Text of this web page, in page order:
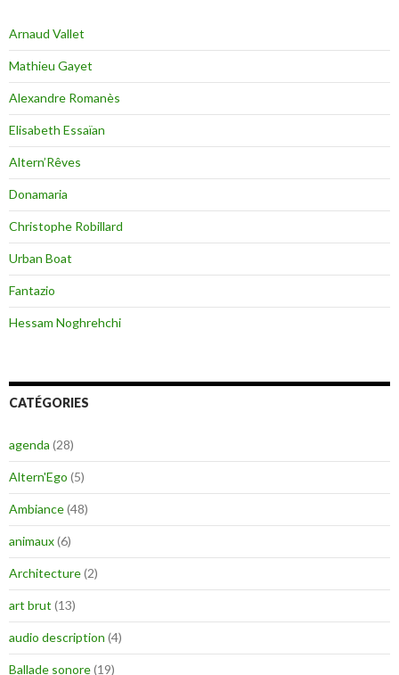
Arnaud Vallet
Mathieu Gayet
Alexandre Romanès
Elisabeth Essaïan
Altern’Rêves
Donamaria
Christophe Robillard
Urban Boat
Fantazio
Hessam Noghrehchi
CATÉGORIES
agenda (28)
Altern'Ego (5)
Ambiance(48)
animaux(6)
Architecture(2)
art brut (13)
audio description (4)
Ballade sonore(19)